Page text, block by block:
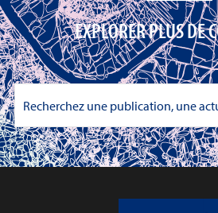
EXPLORER PLUS DE